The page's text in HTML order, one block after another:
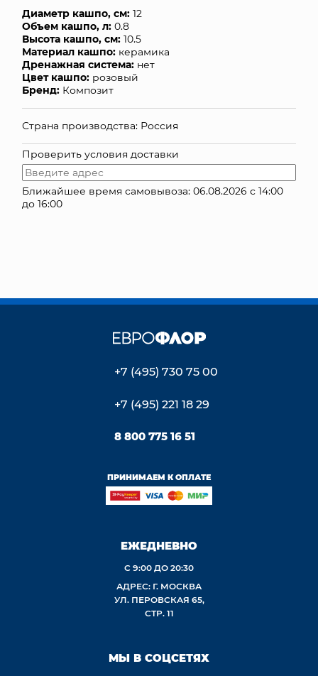
ДОСТАВКА И ОПЛАТА
Диаметр кашпо, см: 12
Объем кашпо, л: 0.8
Высота кашпо, см: 10.5
Материал кашпо: керамика
Дренажная система: нет
Цвет кашпо: розовый
Бренд: Композит
Страна производства: Россия
Проверить условия доставки
Ближайшее время самовывоза: 06.08.2026 с 14:00
до 16:00
+7 (495) 730 75 00
+7 (495) 221 18 29
8 800 775 16 51
ПРИНИМАЕМ К ОПЛАТЕ
ЕЖЕДНЕВНО
С 9:00 ДО 20:30
АДРЕС: Г. МОСКВА
УЛ. ПЕРОВСКАЯ 65,
СТР. 11
МЫ В СОЦСЕТЯХ